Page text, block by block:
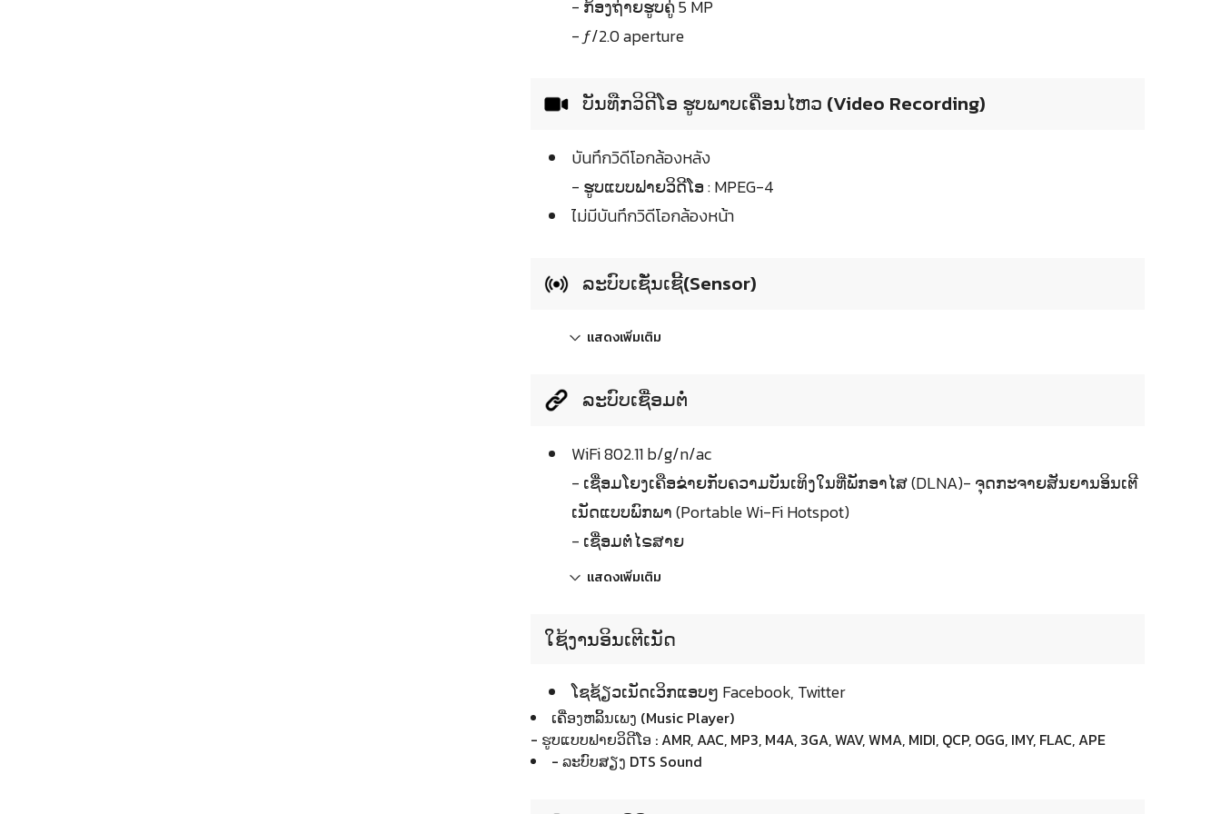
- ກ້ອງຖ່າຍຮູບຄູ່ 5 MP
- ƒ/2.0 aperture
ບັນທືກວິດີໂອ ຮູບພາບເຄື່ອນໄຫວ (Video Recording)
บันทึกวิดีโอกล้องหลัง
- ຮູບແບບຟາຍວິດີໂອ : MPEG-4
ไม่มีบันทึกวิดีโอกล้องหน้า
ລະບົບເຊັ່ນເຊີ້(Sensor)
แสดงเพิ่มเติม
ລະບົບເຊື່ອມຕໍ່
WiFi 802.11 b/g/n/ac
- ເຊື່ອມໂຍງເຄືອຂ່າຍກັບຄວາມບັນເທິງໃນທີ່ພັກອາໄສ (DLNA)- ຈຸດກະຈາຍສັນຍານອິນເຕີ
ເນັດແບບພົກພາ (Portable Wi-Fi Hotspot)
- ເຊື່ອມຕໍ່ໄຣສາຍ
แสดงเพิ่มเติม
ໃຊ້ງານອິນເຕີເນັດ
ໂຊຊ້ຽວເນັດເວິກແອບໆ Facebook, Twitter
ເຄື່ອງຫລິ້ນເພງ (Music Player)
- ຮູບແບບຟາຍວິດີໂອ : AMR, AAC, MP3, M4A, 3GA, WAV, WMA, MIDI, QCP, OGG, IMY, FLAC, APE
- ລະບົບສຽງ DTS Sound